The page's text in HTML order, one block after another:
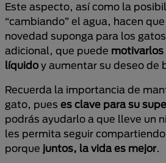
Este aspecto, así como la
“cambiando” el agua, hacen
novedad suponga para los
adicional, que puede motivarlos
líquido y aumentar su deseo de
Recuerda la importancia de
gato, pues es clave para su
podrás ayudarlo a que lleve un
les permita seguir
porque juntos, la vida es mejor.